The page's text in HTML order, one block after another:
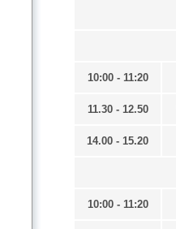
10:00 - 11:20
11.30 - 12.50
14.00 - 15.20
10:00 - 11:20